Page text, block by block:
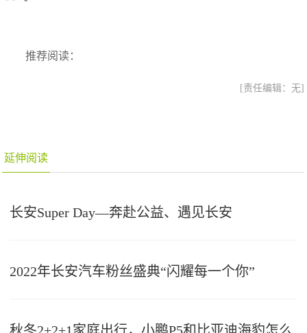
推荐阅读：
[责任编辑：无]
延伸阅读
长安Super Day—奔赴公益、遇见长安
2022年长安汽车粉丝盛典“闪耀每一个你”